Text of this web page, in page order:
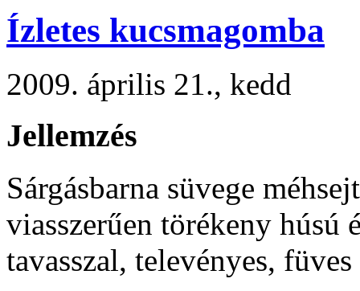
Ízletes kucsmagomba
2009. április 21., kedd
Jellemzés
Sárgásbarna süvege
viasszerűen törékeny húsú
tavasszal, televényes,